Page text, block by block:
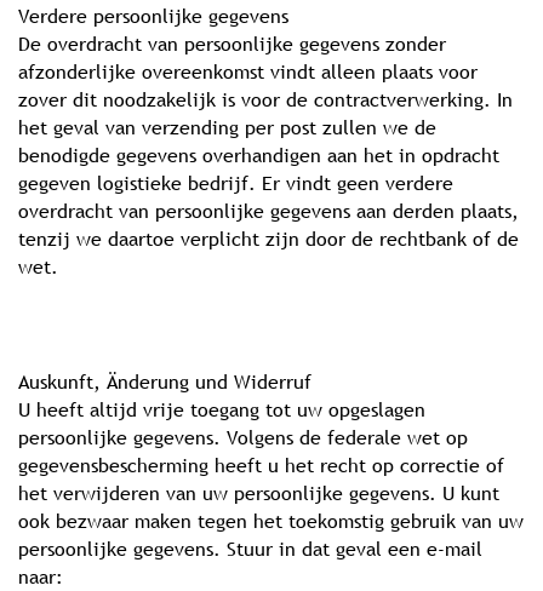
Verdere persoonlijke gegevens
De overdracht van persoonlijke gegevens zonder
afzonderlijke overeenkomst vindt alleen plaats voor
zover dit noodzakelijk is voor de contractverwerking. In
het geval van verzending per post zullen we de
benodigde gegevens overhandigen aan het in opdracht
gegeven logistieke bedrijf. Er vindt geen verdere
overdracht van persoonlijke gegevens aan derden plaats,
tenzij we daartoe verplicht zijn door de rechtbank of de
wet.
Auskunft, Änderung und Widerruf
U heeft altijd vrije toegang tot uw opgeslagen
persoonlijke gegevens. Volgens de federale wet op
gegevensbescherming heeft u het recht op correctie of
het verwijderen van uw persoonlijke gegevens. U kunt
ook bezwaar maken tegen het toekomstig gebruik van uw
persoonlijke gegevens. Stuur in dat geval een e-mail
naar: